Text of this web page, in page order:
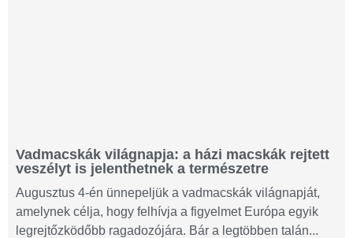
Vadmacskák világnapja: a házi macskák rejtett
veszélyt is jelenthetnek a természetre
Augusztus 4-én ünnepeljük a vadmacskák világnapját,
amelynek célja, hogy felhívja a figyelmet Európa egyik
legrejtőzködőbb ragadozójára. Bár a legtöbben talán...